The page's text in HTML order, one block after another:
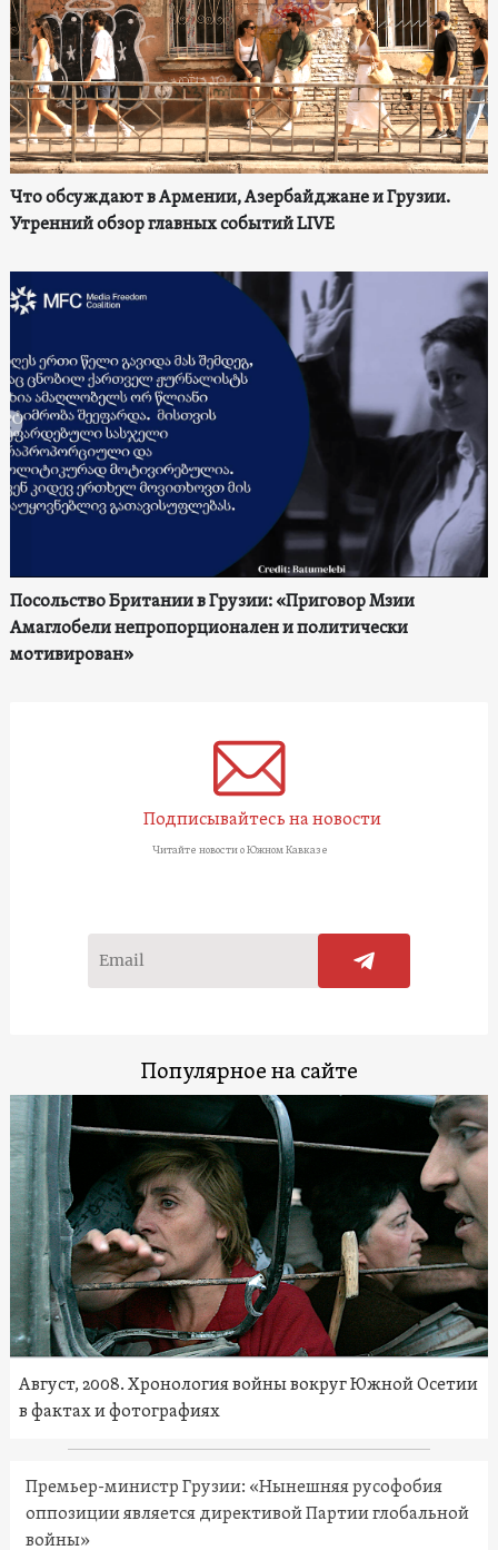
Что обсуждают в Армении, Азербайджане и Грузии.
Утренний обзор главных событий LIVE
Посольство Британии в Грузии: «Приговор Мзии
Амаглобели непропорционален и политически
мотивирован»
Подписывайтесь на новости
Читайте новости о Южном Кавказе
Популярное на сайте
Август, 2008. Хронология войны вокруг Южной Осетии
в фактах и фотографиях
Премьер-министр Грузии: «Нынешняя русофобия
оппозиции является директивой Партии глобальной
войны»